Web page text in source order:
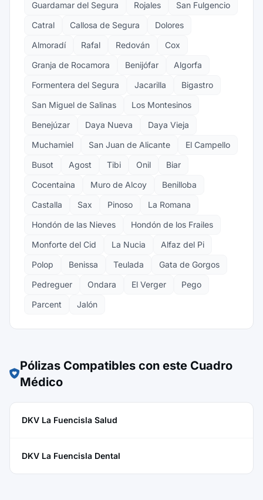
Guardamar del Segura Rojales
San Fulgencio
Catral
Callosa de Segura
Dolores
Almoradí
Rafal Redován
Cox
Granja de Rocamora
Benijófar
Algorfa
Formentera del Segura
Jacarilla
Bigastro
San Miguel de Salinas
Los Montesinos
Benejúzar
Daya Nueva
Daya Vieja
Muchamiel
San Juan de Alicante
El Campello
Busot
Agost Tibi Onil
Biar
Cocentaina
Muro de Alcoy
Benilloba
Castalla
Sax Pinoso
La Romana
Hondón de las Nieves
Hondón de los Frailes
Monforte del Cid
La Nucia
Alfaz del Pi
Polop
Benissa Teulada
Gata de Gorgos
Pedreguer
Ondara El Verger
Pego
Parcent
Jalón
Pólizas Compatibles con este Cuadro
Médico
DKV La Fuencisla Salud
DKV La Fuencisla Dental